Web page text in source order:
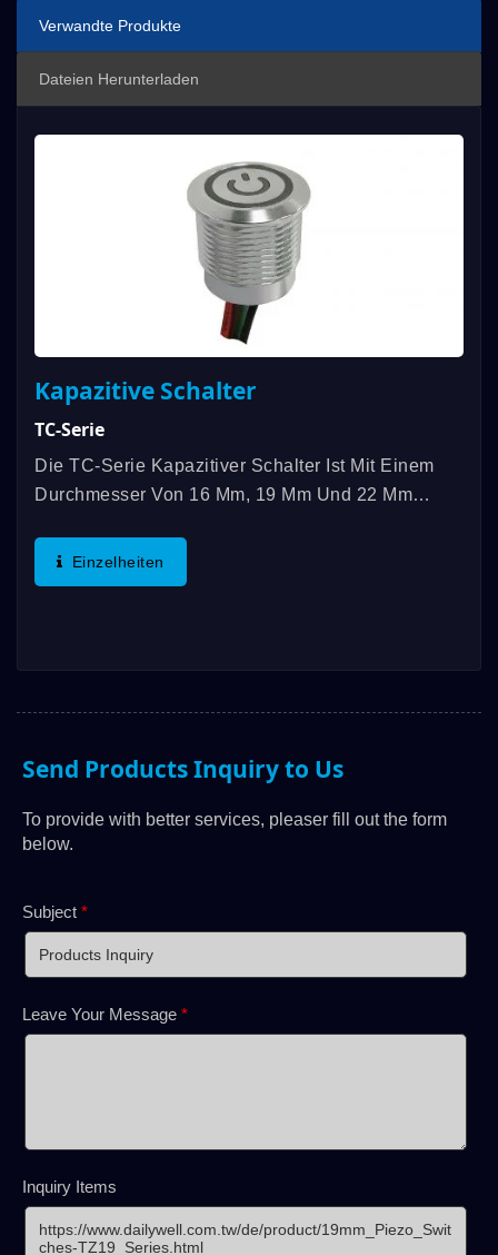
Verwandte Produkte
Dateien Herunterladen
Kapazitive Schalter
TC-Serie
Die TC-Serie Kapazitiver Schalter Ist Mit Einem
Durchmesser Von 16 Mm, 19 Mm Und 22 Mm
Betriebstemperaturbereich Von -20℃ Bis 65℃. Die
Besonderen Merkmale Sind Null
Einzelheiten